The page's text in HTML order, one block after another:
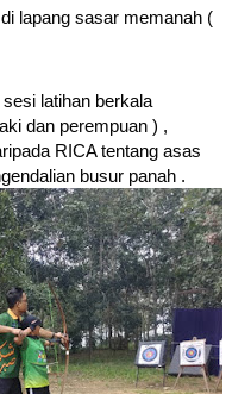
lapang sasar memanah (
latihan berkala
dan perempuan ) ,
RICA tentang asas
busur panah .